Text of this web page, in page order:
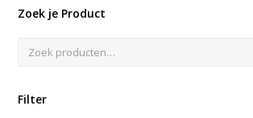
Zoek je Product
Filter